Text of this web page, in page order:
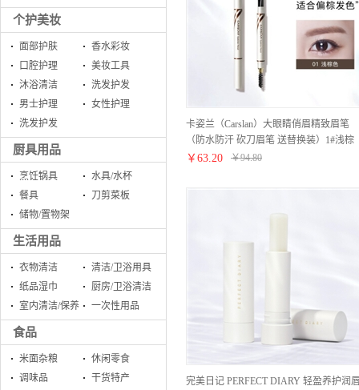
个护美妆
面部护肤
香水彩妆
口腔护理
美妆工具
沐浴清洁
洗发护发
男士护理
女性护理
洗发护发
厨具用品
烹饪锅具
水具/水杯
餐具
刀剪菜板
储物/置物架
生活用品
衣物清洁
清洁/卫浴用具
纸品湿巾
厨房/卫浴清洁
室内清洁/保养
一次性用品
食品
米面杂粮
休闲零食
调味品
干货特产
卡姿兰（Carslan）大眼睛俏眉精致眉笔
（防水防汗 砍刀眉笔 送替换装）1#浅棕
色 0.25g*2
￥ 63.20 ￥94.80
完美日记 PERFECT DIARY 轻盈养护润